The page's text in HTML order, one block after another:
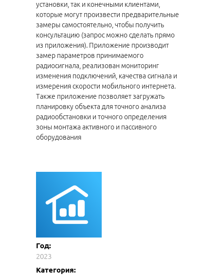
установки, так и конечными клиентами,
которые могут произвести предварительные
замеры самостоятельно, чтобы получить
консультацию (запрос можно сделать прямо
из приложения). Приложение производит
замер параметров принимаемого
радиосигнала, реализован мониторинг
изменения подключений, качества сигнала и
измерения скорости мобильного интернета.
Также приложение позволяет загружать
планировку объекта для точного анализа
радиообстановки и точного определения
зоны монтажа активного и пассивного
оборудования
Год:
2023
Категория: